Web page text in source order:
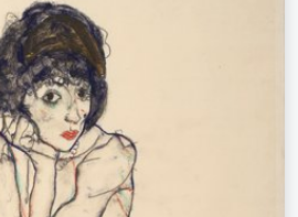
tableau sombre, nu debout près d'un